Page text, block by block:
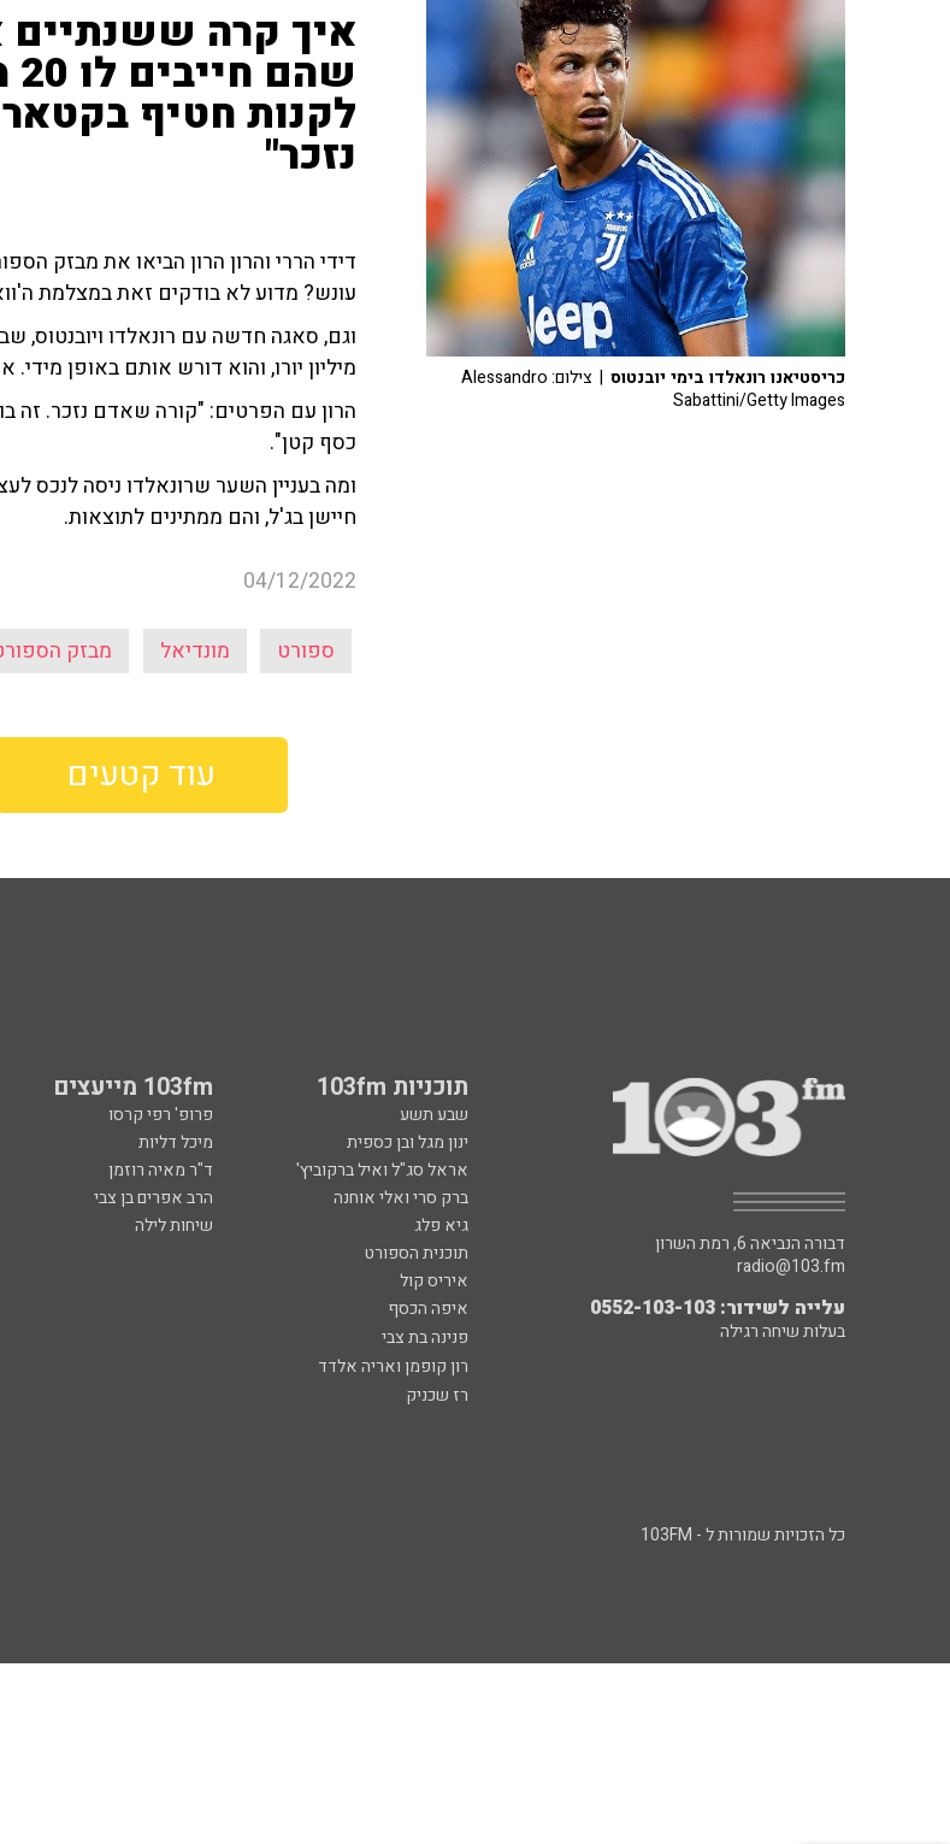
איך קרה ששנתיים
לקנות חטיף
נזכר"
דידי הררי והרון הרון הביאו את מבזק
עונש? מדוע לא בודקים זאת במצלמת
מיליון יורו, והוא דורש אותם באופן
הרון עם הפרטים: "קורה שאדם נזכר. זה
כסף קטן".
ומה בעניין השער שרונאלדו ניסה לנכס
חיישן בג'ל, והם ממתינים לתוצאות.
04/12/2022
ספורט מונדיאל מבזק
כריסטיאנו רונאלדו בימי יובנטוס
| צילום: Alessandro
Sabattini/Getty Images
עוד קטעים
תוכניות 103fm 103fm מייעצים
שבע תשע פרופ' רפי קרסו
ינון מגל ובן כספית
מיכל דליות
אראל סג"ל ואיל ברקוביץ'
ד"ר מאיה רוזמן
ברק סרי ואלי אוחנה
הרב אפרים בן צבי
גיא פלג
שיחות לילה
תוכנית הספורט
איריס קול
איפה הכסף
פנינה בת צבי
רון קופמן ואריה אלדד
רז שכניק
דבורה הנביאה 6, רמת השרון
radio@103.fm
עלייה לשידור: 0552-103-103
בעלות שיחה רגילה
כל הזכויות שמורות ל - 103FM